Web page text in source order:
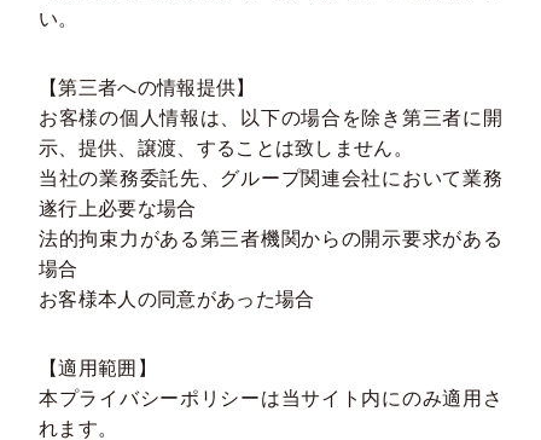
い。
【第三者への情報提供】
お客様の個人情報は、以下の場合を除き第三者に開
示、提供、譲渡、することは致しません。
当社の業務委託先、グループ関連会社において業務
遂行上必要な場合
法的拘束力がある第三者機関からの開示要求がある
場合
お客様本人の同意があった場合
【適用範囲】
本プライバシーポリシーは当サイト内にのみ適用さ
れます。